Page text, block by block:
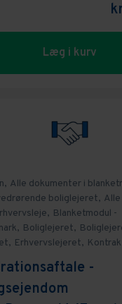
Læg i kurv
Alle dokumenter i
boliglejeret,
Blanketmodul -
Boliglejeret,
Erhvervslejeret,
-